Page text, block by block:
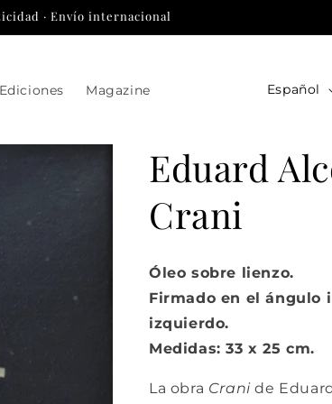
· Envío internacional
Ediciones Magazine
o
Español
Eduard
Crani
Óleo sobre lienzo.
Firmado en el ángulo
izquierdo.
Medidas: 33 x 25 cm.
La obra Cranide